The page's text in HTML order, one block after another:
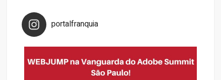
portalfranquia